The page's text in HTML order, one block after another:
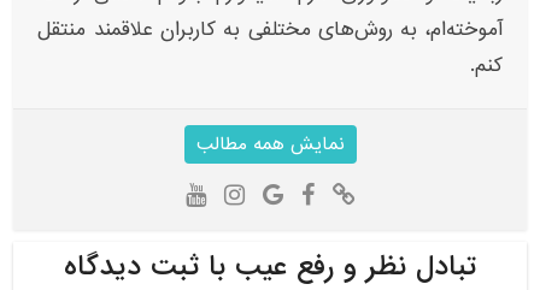
آموخته‌ام، به روش‌های مختلفی به کاربران علاقمند منتقل
کنم.
نمایش همه مطالب
تبادل نظر و رفع عیب با ثبت دیدگاه